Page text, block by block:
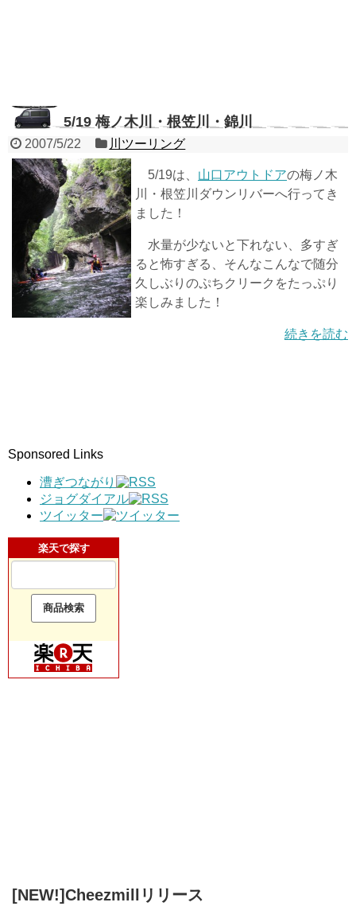
5/19 梅ノ木川・根笠川・錦川
2007/5/22 川ツーリング
5/19は、 山口アウトドアの梅ノ木
川・根笠川ダウンリバーへ行ってき
ました！
水量が少ないと下れない、多すぎ
ると怖すぎる、そんなこんなで随分
久しぶりのぷちクリークをたっぷり
楽しみました！
続きを読む
Sponsored Links
漕ぎつながり
ジョグダイアル
ツイッター
楽天で探す
[NEW!]Cheezmillリリース